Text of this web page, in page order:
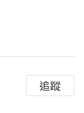
追蹤